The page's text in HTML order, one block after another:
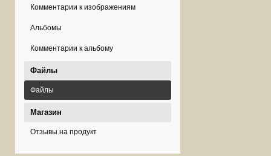
Комментарии к изображениям
Альбомы
Комментарии к альбому
Файлы
Файлы
Магазин
Отзывы на продукт